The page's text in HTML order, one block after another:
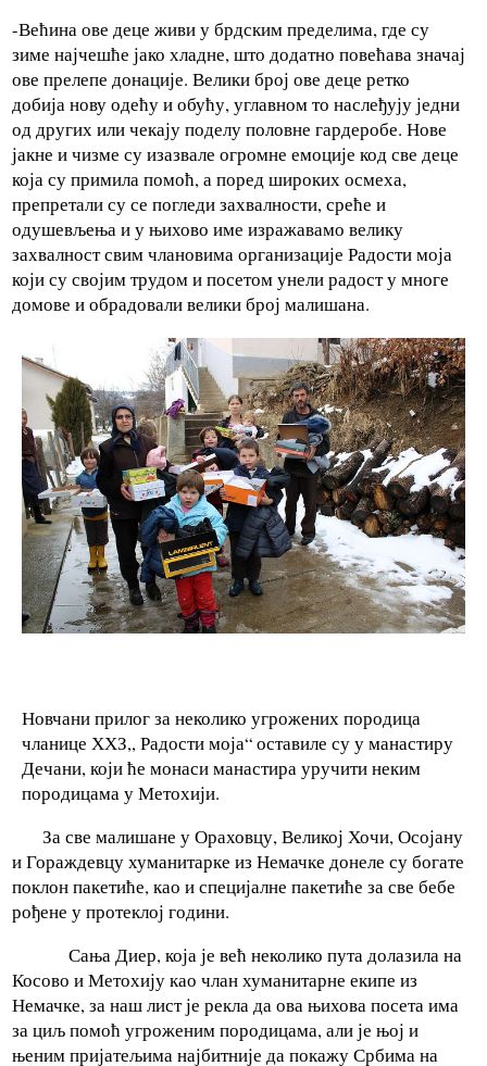
-Већина ове деце живи у брдским пределима, где су
зиме најчешће јако хладне, што додатно повећава значај
ове прелепе донације. Велики број ове деце ретко
добија нову одећу и обућу, углавном то наслеђују једни
од других или чекају поделу половне гардеробе. Нове
јакне и чизме су изазвале огромне емоције код све деце
која су примила помоћ, а поред широких осмеха,
препретали су се погледи захвалности, среће и
одушевљења и у њихово име изражавамо велику
захвалност свим члановима организације Радости моја
који су својим трудом и посетом унели радост у многе
домове и обрадовали велики број малишана.
Новчани прилог за неколико угрожених породица
чланице ХХЗ,, Радости моја“ оставиле су у манастиру
Дечани, који ће монаси манастира уручити неким
породицама у Метохији.
За све малишане у Ораховцу, Великој Хочи, Осојану
и Гораждевцу хуманитарке из Немачке донеле су богате
поклон пакетиће, као и специјалне пакетиће за све бебе
рођене у протеклој години.
Сања Диер, која је већ неколико пута долазила на
Косово и Метохију као члан хуманитарне екипе из
Немачке, за наш лист је рекла да ова њихова посета има
за циљ помоћ угроженим породицама, али је њој и
њеним пријатељима најбитније да покажу Србима на